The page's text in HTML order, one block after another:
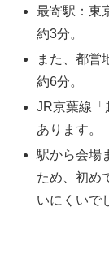
最寄駅：東
約3分。
また、都営
約6分。
JR京葉線「
あります。
駅から会場
ため、初め
いにくいで